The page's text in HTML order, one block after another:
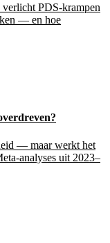
verlicht PDS-krampen
— en hoe
— maar werkt het
analyses uit 2023–